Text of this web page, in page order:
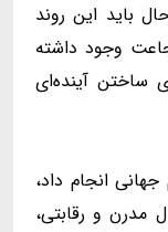
باید این روند
وجود داشته
ساختن آینده‌ای
انجام داد،
مدرن و رقابتی،